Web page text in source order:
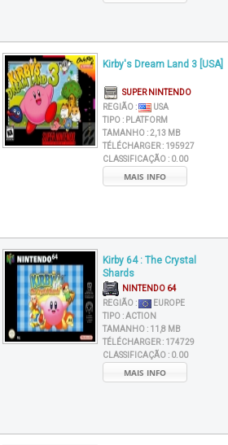
Kirby's Dream Land 3 [USA]
SUPER NINTENDO
REGIÃO :
USA
TIPO : PLATFORM
TAMANHO :2,13 MB
TÉLÉCHARGER : 195927
CLASSIFICAÇÃO : 0.00
MAIS INFO
Kirby 64 : The Crystal
Shards
NINTENDO 64
REGIÃO :
EUROPE
TIPO :ACTION
TAMANHO : 11,8 MB
TÉLÉCHARGER : 174729
CLASSIFICAÇÃO : 0.00
MAIS INFO